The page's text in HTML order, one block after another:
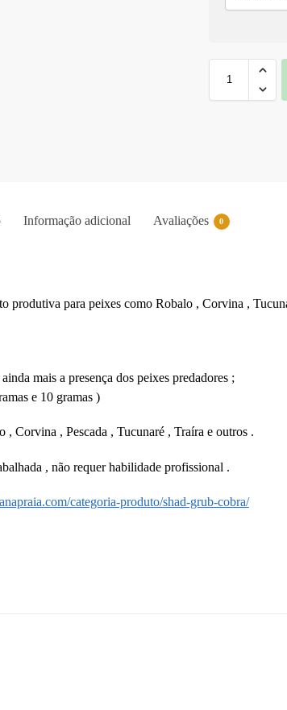
a
e
Informação adicional Avaliações 0
produtiva para peixes como Robalo , Corvina ,
mais a presença dos peixes predadores ;
e 10 gramas )
Corvina , Pescada , Tucunaré , Traíra e outros .
, não requer habilidade profissional .
categoria-produto/shad-grub-cobra/